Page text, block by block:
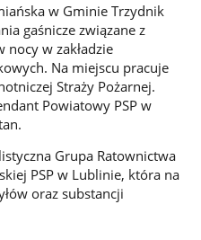
w Gminie Trzydnik
gaśnicze związane z
nocy w zakładzie
Na miejscu pracuje
Straży Pożarnej.
Powiatowy PSP w
Grupa Ratownictwa
PSP w Lublinie, która na
oraz substancji